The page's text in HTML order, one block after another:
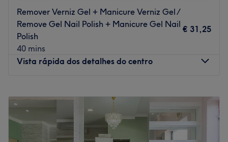
O que mais gostamos
Ambiente: acolhedor e tranquilo.
Especializados em:
Marcas e produtos utilizados:
Extras
Remover Verniz Gel + Manicure Verniz Gel /
Remove Gel Nail Polish + Manicure Gel Nail
Polish
40 mins
€ 31,25
Vista rápida dos detalhes do centro
Terça-feira
Quarta-feira
10:00 –19:00
Quinta-feira
10:00 –19:00
Sexta-feira
10:00
19:00